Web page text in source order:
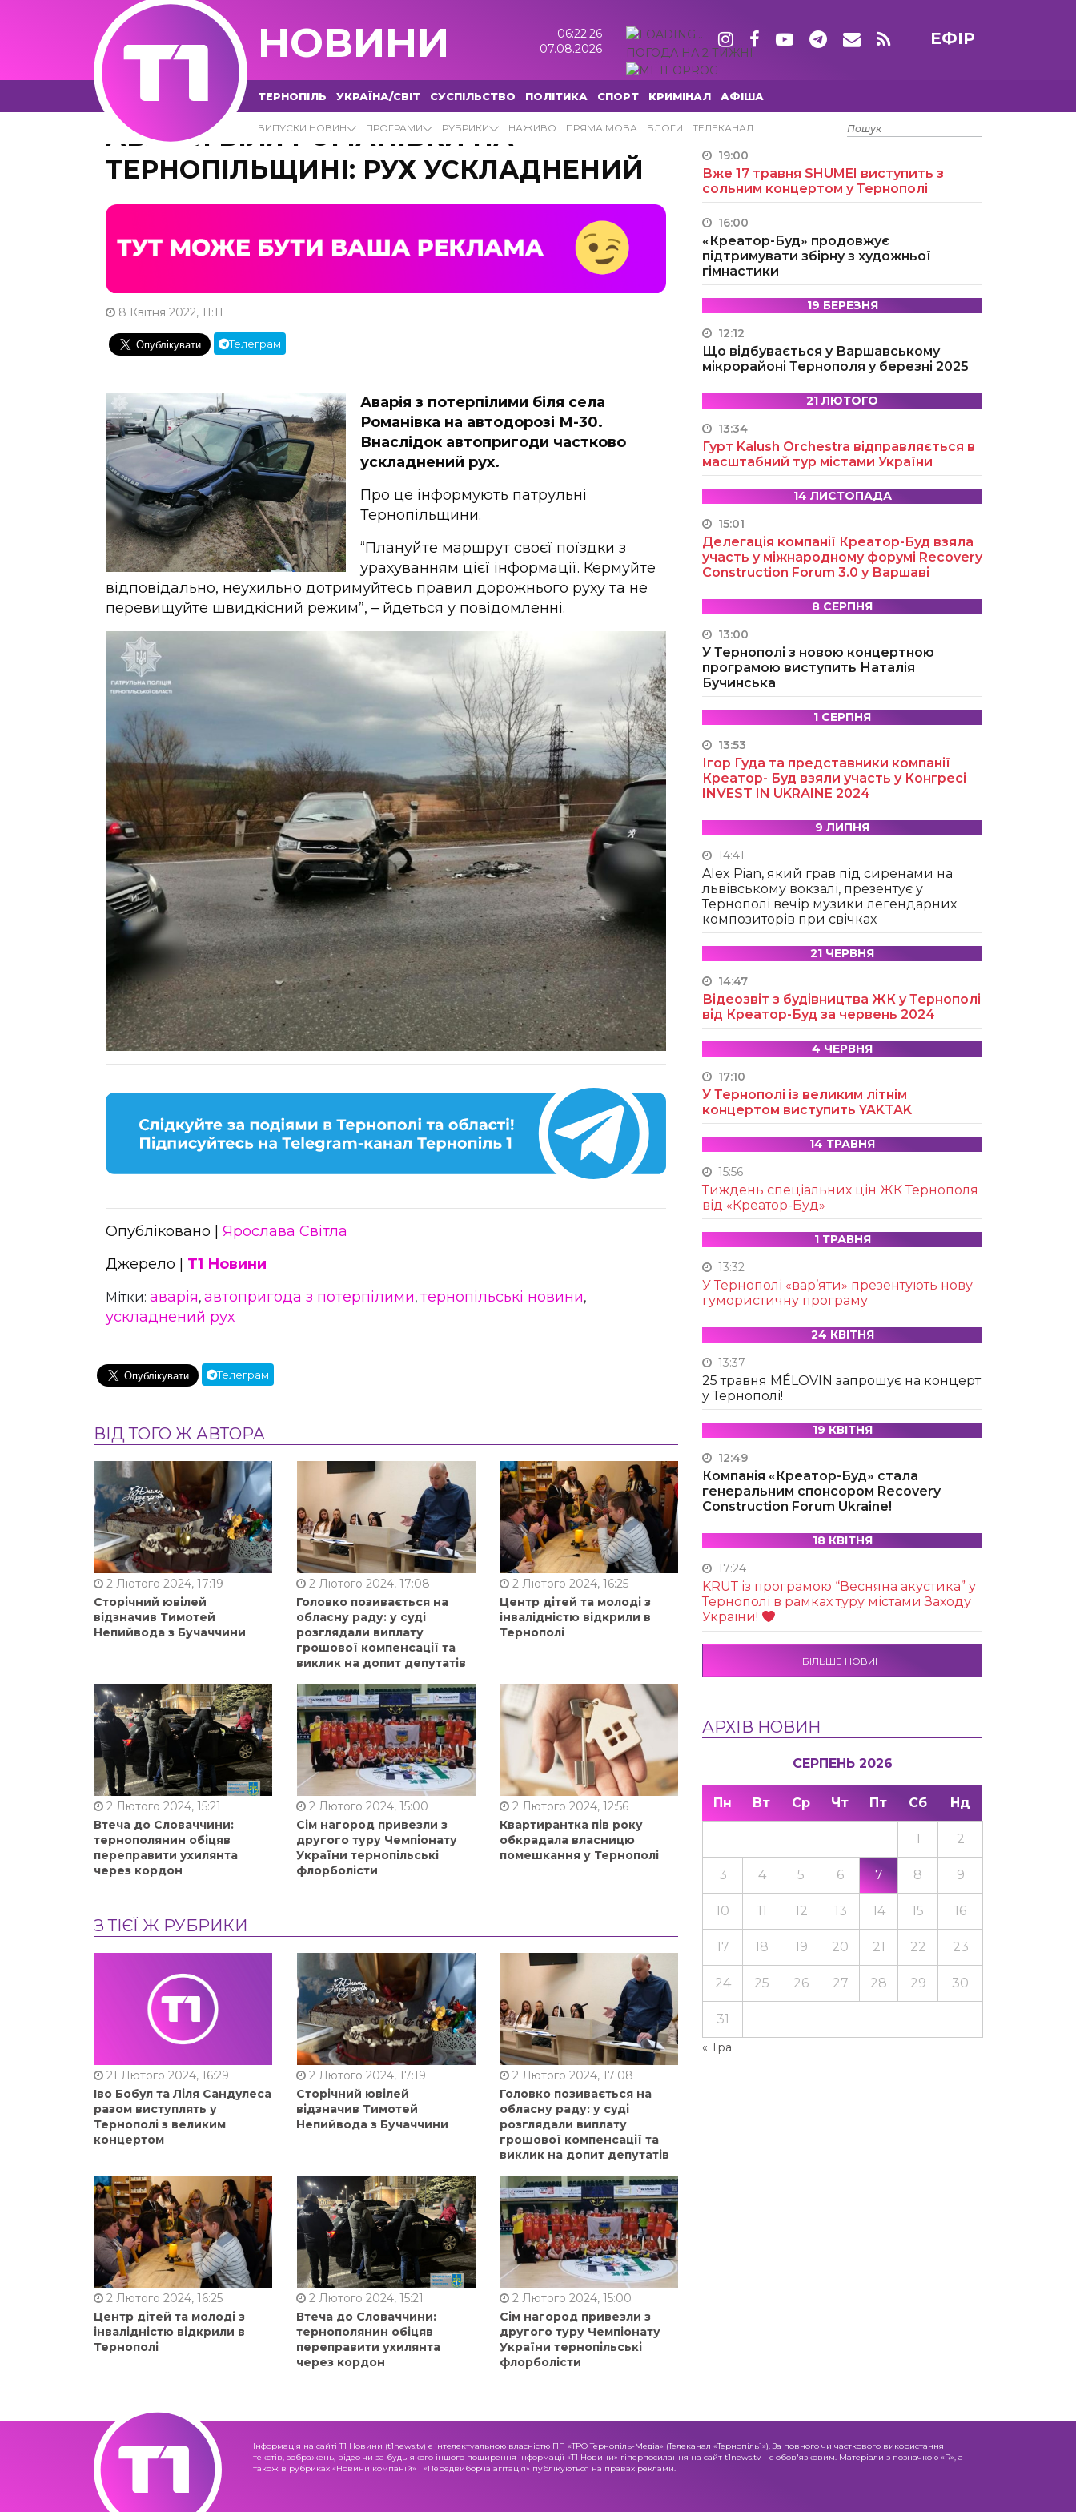
НОВИНИ
06:22:29
07.08.2026
ПОГОДА НА 2 ТИЖНІ
ЕФІР
ТЕРНОПІЛЬ УКРАЇНА/СВІТ СУСПІЛЬСТВО ПОЛІТИКА СПОРТ КРИМІНАЛ АФІША
ВИПУСКИ НОВИН ПРОГРАМИ РУБРИКИ НАЖИВО ПРЯМА МОВА БЛОГИ ТЕЛЕКАНАЛ
АВАРІЯ БІЛЯ РОМАНІВКИ НА
ТЕРНОПІЛЬЩИНІ: РУХ УСКЛАДНЕНИЙ
8 Квітня 2022, 11:11
Телеграм
Аварія з потерпілими біля села
Романівка на автодорозі М-30.
Внаслідок автопригоди частково
ускладнений рух.
Про це інформують патрульні
Тернопільщини.
“Плануйте маршрут своєї поїздки з
урахуванням цієї інформації. Кермуйте
відповідально, неухильно дотримуйтесь правил дорожнього руху та не
перевищуйте швидкісний режим”, – йдеться у повідомленні.
Опубліковано | Ярослава Світла
Джерело | Т1 Новини
Мітки: аварія, автопригода з потерпілими, тернопільські новини,
ускладнений рух
Телеграм
ВІД ТОГО Ж АВТОРА
2 Лютого 2024, 17:19
Сторічний ювілей
відзначив Тимотей
Непийвода з Бучаччини
2 Лютого 2024, 17:08
Головко позивається на
обласну раду: у суді
розглядали виплату
грошової компенсації та
виклик на допит депутатів
2 Лютого 2024, 16:25
Центр дітей та молоді з
інвалідністю відкрили в
Тернополі
2 Лютого 2024, 15:21
Втеча до Словаччини:
тернополянин обіцяв
переправити ухилянта
через кордон
2 Лютого 2024, 15:00
Сім нагород привезли з
другого туру Чемпіонату
України тернопільські
флорболісти
2 Лютого 2024, 12:56
Квартирантка пів року
обкрадала власницю
помешкання у Тернополі
З ТІЄЇ Ж РУБРИКИ
21 Лютого 2024, 16:29
Іво Бобул та Ліля Сандулеса
разом виступлять у
Тернополі з великим
концертом
2 Лютого 2024, 17:19
Сторічний ювілей
відзначив Тимотей
Непийвода з Бучаччини
2 Лютого 2024, 17:08
Головко позивається на
обласну раду: у суді
розглядали виплату
грошової компенсації та
виклик на допит депутатів
2 Лютого 2024, 16:25
Центр дітей та молоді з
інвалідністю відкрили в
Тернополі
2 Лютого 2024, 15:21
Втеча до Словаччини:
тернополянин обіцяв
переправити ухилянта
через кордон
2 Лютого 2024, 15:00
Сім нагород привезли з
другого туру Чемпіонату
України тернопільські
флорболісти
15 ТРАВНЯ
19:00
Вже 17 травня SHUMEI виступить з
сольним концертом у Тернополі
16:00
«Креатор-Буд» продовжує
підтримувати збірну з художньої
гімнастики
19 БЕРЕЗНЯ
12:12
Що відбувається у Варшавському
мікрорайоні Тернополя у березні 2025
21 ЛЮТОГО
13:34
Гурт Kalush Orchestra відправляється в
масштабний тур містами України
14 ЛИСТОПАДА
15:01
Делегація компанії Креатор-Буд взяла
участь у міжнародному форумі Recovery
Construction Forum 3.0 у Варшаві
8 СЕРПНЯ
13:00
У Тернополі з новою концертною
програмою виступить Наталія
Бучинська
1 СЕРПНЯ
13:53
Ігор Гуда та представники компанії
Креатор- Буд взяли участь у Конгресі
INVEST IN UKRAINE 2024
9 ЛИПНЯ
14:41
Alex Pian, який грав під сиренами на
львівському вокзалі, презентує у
Тернополі вечір музики легендарних
композиторів при свічках
21 ЧЕРВНЯ
14:47
Відеозвіт з будівництва ЖК у Тернополі
від Креатор-Буд за червень 2024
4 ЧЕРВНЯ
17:10
У Тернополі із великим літнім
концертом виступить YAKTAK
14 ТРАВНЯ
15:56
Тиждень спеціальних цін ЖК Тернополя
від «Креатор-Буд»
1 ТРАВНЯ
13:32
У Тернополі «вар’яти» презентують нову
гумористичну програму
24 КВІТНЯ
13:37
25 травня MÉLOVIN запрошує на концерт
у Тернополі!
19 КВІТНЯ
12:49
Компанія «Креатор-Буд» стала
генеральним спонсором Recovery
Construction Forum Ukraine!
18 КВІТНЯ
17:24
KRUТ із програмою “Весняна акустика” у
Тернополі в рамках туру містами Заходу
України!
БІЛЬШЕ НОВИН
АРХІВ НОВИН
СЕРПЕНЬ 2026
Пн Вт Ср Чт Пт Сб Нд
« Тра
1 2
3 4 5 6 7 8 9
10 11 12 13 14 15 16
17 18 19 20 21 22 23
24 25 26 27 28 29 30
31
Інформація на сайті Т1 Новини (t1news.tv) є інтелектуальною власністю ПП «ТРО Тернопіль-Медіа» (Телеканал «Тернопіль1»). За повного чи часткового використання
текстів, зображень, відео чи за будь-якого іншого поширення інформації «Т1 Новини» гіперпосилання на сайт t1news.tv – є обов'язковим. Матеріали з позначкою «R», а
також в рубриках «Новини компаній» і «Передвиборча агітація» публікуються на правах реклами.